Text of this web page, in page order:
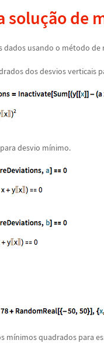
solução de
dados usando o método de
dos desvios verticais
desvio mínimo.
mínimos quadrados para